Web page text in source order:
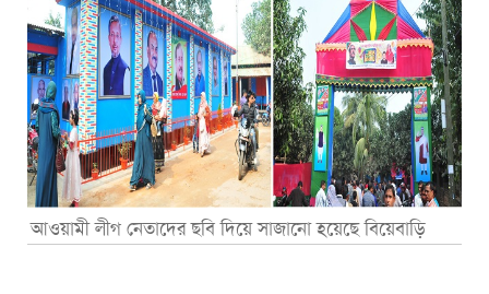
আওয়ামী লীগ নেতাদের ছবি দিয়ে সাজানো হয়েছে বিয়েবাড়ি